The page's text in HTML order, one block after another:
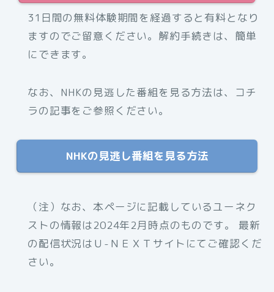
31日間の無料体験期間を経過すると有料となり
ますのでご留意ください。解約手続きは、簡単
にできます。
なお、NHKの見逃した番組を見る方法は、コチ
ラの記事をご参照ください。
NHKの見逃し番組を見る方法
（注）なお、本ページに記載しているユーネク
ストの情報は2024年2月時点のものです。 最新
の配信状況はＵ-ＮＥＸＴサイトにてご確認くだ
さい。